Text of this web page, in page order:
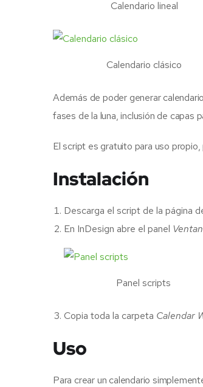
Calendario lineal
Calendario clásico
Además de poder generar
fases de la luna, inclusión de capas
El script es gratuito para uso
Instalación
Descarga el script de la página
En InDesign abre el panel
Panel scripts
Copia toda la carpeta Calendar
Uso
Para crear un calendario